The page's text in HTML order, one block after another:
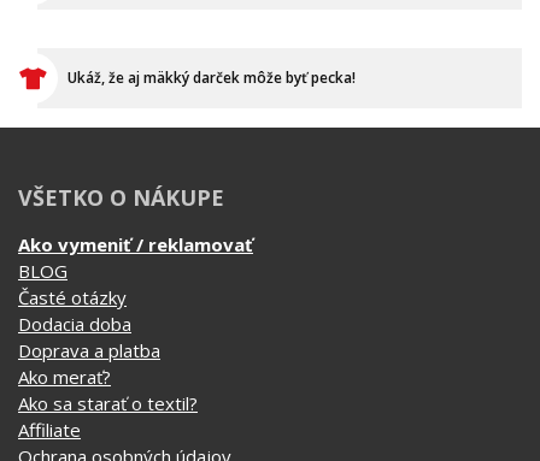
BLOG
Ako merať?
Affiliate
Ochrana osobných údajov
Obchodné podmienky
Podmienky použitia webu
O cookie
KONTAKTY